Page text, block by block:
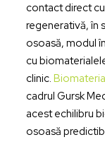
contact direct
regenerativă, în
osoasă, modul
cu
clinic.
cadrul Gursk
acest echilibru
osoasă